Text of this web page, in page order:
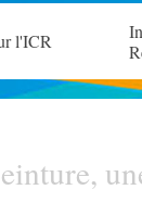
l'ICR